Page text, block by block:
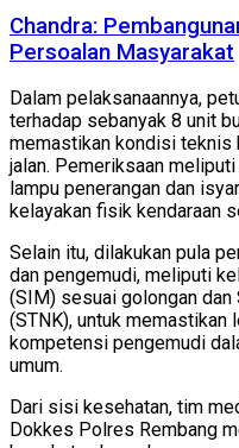
Chandra:
Persoalan Masyarakat
Dalam pelaksanaannya,
terhadap sebanyak 8 unit
memastikan kondisi teknis
jalan. Pemeriksaan
lampu penerangan dan
kelayakan fisik kendaraan
Selain itu, dilakukan pula
dan pengemudi, meliputi
(SIM) sesuai golongan dan
(STNK), untuk memastikan
kompetensi pengemudi
umum.
Dari sisi kesehatan, tim
Dokkes Polres Rembang